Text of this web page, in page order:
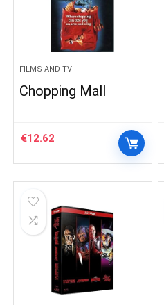
FILMS AND TV
Chopping Mall
€12.62